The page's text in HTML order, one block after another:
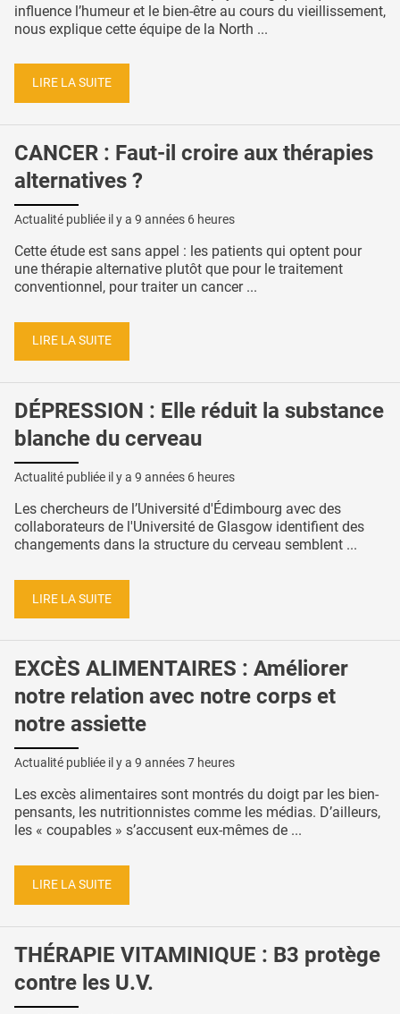
influence l’humeur et le bien-être au cours du vieillissement,
nous explique cette équipe de la North ...
LIRE LA SUITE
CANCER : Faut-il croire aux thérapies
alternatives ?
Actualité publiée il y a 9 années 6 heures
Cette étude est sans appel : les patients qui optent pour
une thérapie alternative plutôt que pour le traitement
conventionnel, pour traiter un cancer ...
LIRE LA SUITE
DÉPRESSION : Elle réduit la substance
blanche du cerveau
Actualité publiée il y a 9 années 6 heures
Les chercheurs de l’Université d'Édimbourg avec des
collaborateurs de l'Université de Glasgow identifient des
changements dans la structure du cerveau semblent ...
LIRE LA SUITE
EXCÈS ALIMENTAIRES : Améliorer
notre relation avec notre corps et
notre assiette
Actualité publiée il y a 9 années 7 heures
Les excès alimentaires sont montrés du doigt par les bien-
pensants, les nutritionnistes comme les médias. D’ailleurs,
les « coupables » s’accusent eux-mêmes de ...
LIRE LA SUITE
THÉRAPIE VITAMINIQUE : B3 protège
contre les U.V.